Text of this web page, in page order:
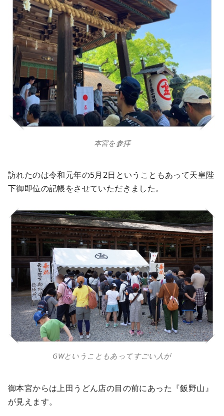
本宮を参拝
訪れたのは令和元年の5月2日ということもあって天皇陛
下御即位の記帳をさせていただきました。
GWということもあってすごい人が
御本宮からは上田うどん店の目の前にあった『飯野山』
が見えます。